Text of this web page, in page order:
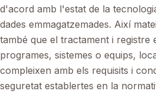
d'acord amb l'estat de la
dades emmagatzemades. Així
també que el tractament i registre
programes, sistemes o equips,
compleixen amb els requisits i
seguretat establertes en la